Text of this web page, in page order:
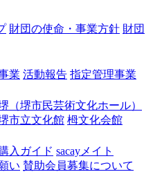
財団の使命・事業方針 財団
業 活動報告 指定管理事業
（堺市民芸術文化ホール）
市立文化館 栂文化会館
入ガイド sacayメイト
い 賛助会員募集について